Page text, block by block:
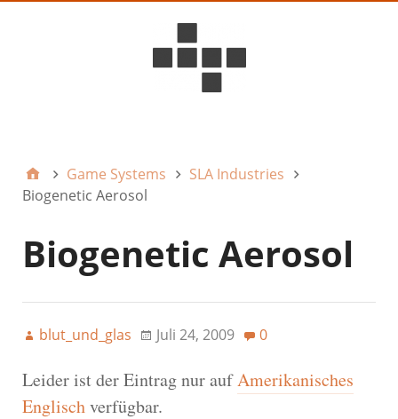
Game Systems
SLA Industries
Biogenetic Aerosol
Biogenetic Aerosol
blut_und_glas Juli 24, 2009 0
Leider ist der Eintrag nur aufAmerikanisches
Englischverfügbar.